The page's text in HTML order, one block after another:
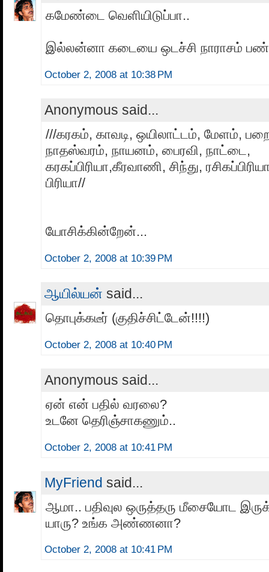
கமேண்டை வெளியிடுப்பா..
இல்லன்னா கடையை ஒடச்சி நாராசம்
October 2, 2008 at 10:38 PM
Anonymous said...
///கரகம், காவடி, ஒயிலாட்டம், மேளம்,
நாதஸ்வரம், நாயனம், பைரவி, நாட்டை,
கரகப்பிரியா,கீரவாணி, சிந்து,
பிரியா//
யோசிக்கின்றேன்...
October 2, 2008 at 10:39 PM
ஆயில்யன் said...
தொபுக்கடீர் (குதிச்சிட்டேன்!!!!)
October 2, 2008 at 10:40 PM
Anonymous said...
ஏன் என் பதில் வரலை?
உடனே தெரிஞ்சாகணும்..
October 2, 2008 at 10:41 PM
MyFriend said...
ஆமா.. பதிவுல ஒருத்தரு மீசையோட
யாரு? உங்க அண்ணனா?
October 2, 2008 at 10:41 PM